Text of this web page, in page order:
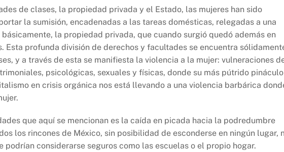
de clases, la propiedad privada y el Estado, las mujeres han sido
la sumisión, encadenadas a las tareas domésticas, relegadas a una
la propiedad privada, que cuando surgió quedó además en
Esta profunda división de derechos y facultades se encuentra
y a través de esta se manifiesta la violencia a la mujer: vulneraciones
psicológicas, sexuales y físicas, donde su más pútrido pináculo
en crisis orgánica nos está llevando a una violencia barbárica
que aquí se mencionan es la caída en picada hacia la podredumbre
los rincones de México, sin posibilidad de esconderse en ningún lugar,
podrían considerarse seguros como las escuelas o el propio hogar.